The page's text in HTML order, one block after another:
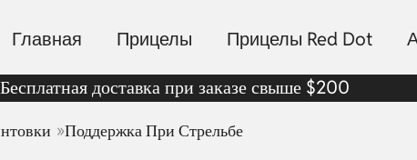
Главная Прицелы Прицелы Red Dot
Бесплатная доставка при заказе свыше $200
»Поддержка При Стрельбе